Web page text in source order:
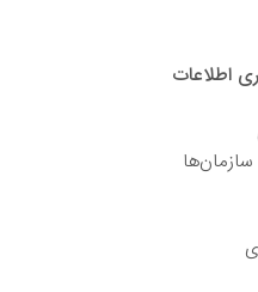
اطلاعات
سازمان‌ها